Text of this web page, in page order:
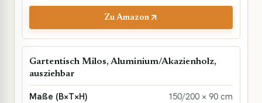
Zu Amazon
Gartentisch Milos, Aluminium/Akazienholz,
ausziehbar
150/200 × 90 cm